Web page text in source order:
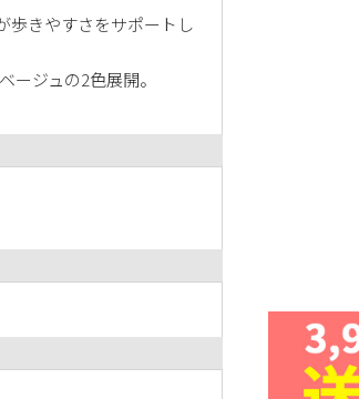
歩きやすさをサポートし
ージュの2色展開。